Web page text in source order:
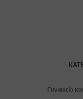
Γυναικεία